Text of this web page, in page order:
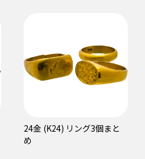
24金 (K24) リング3個まと
め